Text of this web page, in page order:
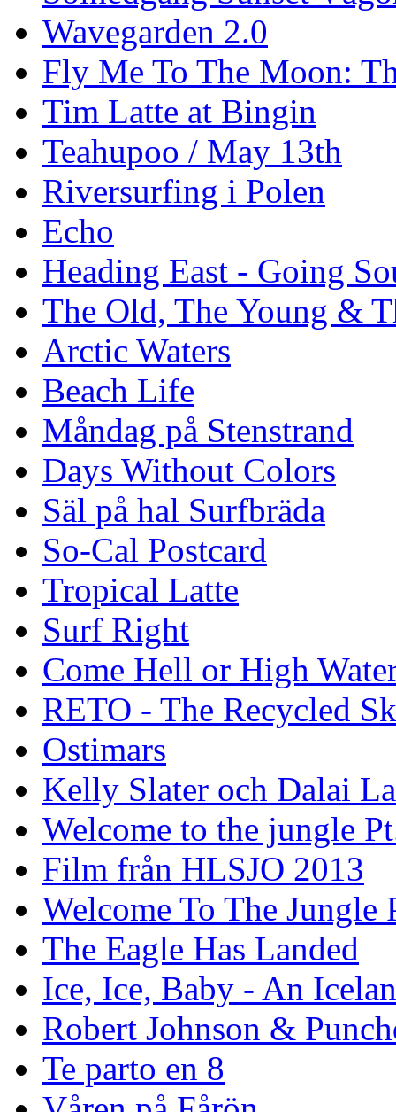
Wavegarden 2.0
Fly Me To The Moon:
Tim Latte at Bingin
Teahupoo / May 13th
Riversurfing i Polen
Echo
Heading East - Going
The Old, The Young &
Arctic Waters
Beach Life
Måndag på Stenstrand
Days Without Colors
Säl på hal Surfbräda
So-Cal Postcard
Tropical Latte
Surf Right
Come Hell or High
RETO - The Recycled
Ostimars
Kelly Slater och Dalai
Welcome to the jungle
Film från HLSJO 2013
Welcome To The Jungle
The Eagle Has Landed
Ice, Ice, Baby - An
Robert Johnson &
Te parto en 8